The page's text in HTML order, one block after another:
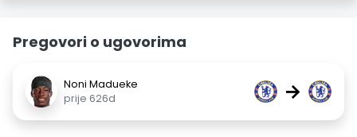
Pregovori o ugovorima
Noni Madueke
prije 626d
→